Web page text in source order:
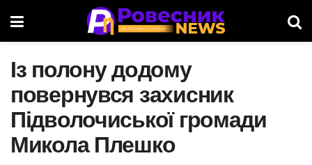
Із полону додому
повернувся захисник
Підволочиської громади
Микола Плешко